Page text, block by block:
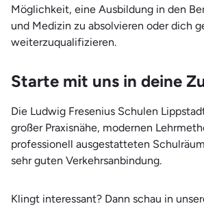
Möglichkeit, eine Ausbildung in den
und Medizin zu absolvieren oder dich
weiterzuqualifizieren.
Starte mit uns in deine
Die Ludwig Fresenius Schulen
großer Praxisnähe, modernen
professionell ausgestatteten
sehr guten Verkehrsanbindung.
Klingt interessant? Dann schau in
Studium
Weiterbildung
Medizin und Labor
Pflege und Pädagogik
Therapie und Wellness
Wirtschaft